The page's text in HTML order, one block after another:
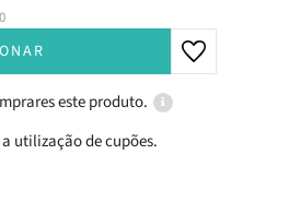
este produto.
utilização de cupões.